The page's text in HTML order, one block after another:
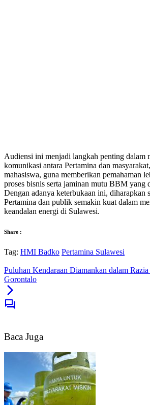
Audiensi ini menjadi langkah penting dalam
komunikasi antara Pertamina dan
mahasiswa, guna memberikan pemahaman
proses bisnis serta jaminan mutu BBM yang
Dengan adanya keterbukaan ini, diharapkan
Pertamina dan publik semakin kuat dalam
keandalan energi di Sulawesi.
Share :
Tag: HMI Badko Pertamina Sulawesi
Puluhan Kendaraan Diamankan dalam
Gorontalo
Baca Juga